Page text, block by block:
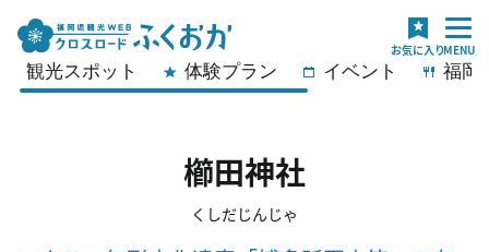
観光スポット 体験プラン イベント 福岡
櫛田神社
くしだじんじゃ